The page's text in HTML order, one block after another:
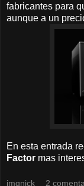
fabricantes para
aunque a un
En esta entrada
Factor mas
jmqnick 2